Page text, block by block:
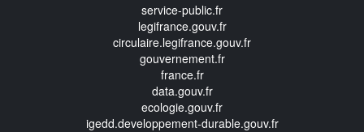
service-public.fr
legifrance.gouv.fr
circulaire.legifrance.gouv.fr
gouvernement.fr
france.fr
data.gouv.fr
ecologie.gouv.fr
igedd.developpement-durable.gouv.fr